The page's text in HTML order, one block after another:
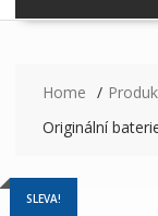
Home
Originální
SLEVA!